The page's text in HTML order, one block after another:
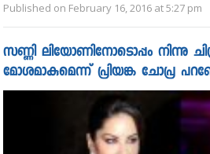
Published on February 16, 2016 at 5:27 pm
സണ്ണി ലിയോണിനോടൊപ്പം നിന്നു
മോശമാകുമെന്ന് പ്രിയങ്ക ചോപ്ര